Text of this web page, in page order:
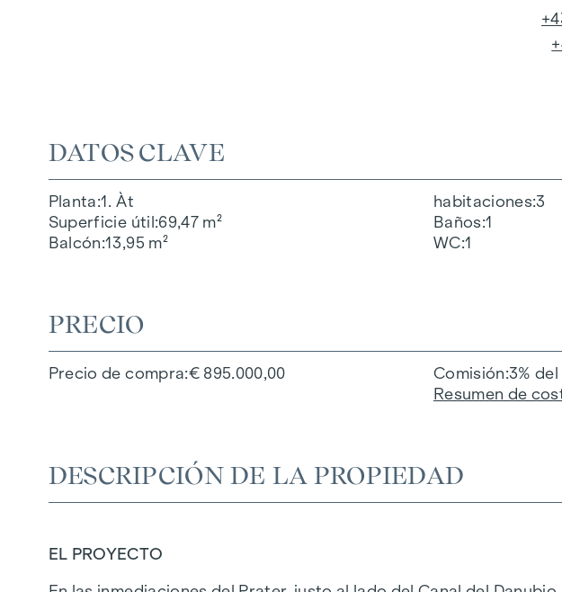
DATOS CLAVE
Planta 1. Àt
Superficie útil 69,47 m²
Balcón 13,95 m²
habitaciones 3
Baños 1
WC 1
PRECIO
Precio de compra € 895.000,00 Comisión 3%
Resumen de
DESCRIPCIÓN DE LA PROPIEDAD
EL PROYECTO